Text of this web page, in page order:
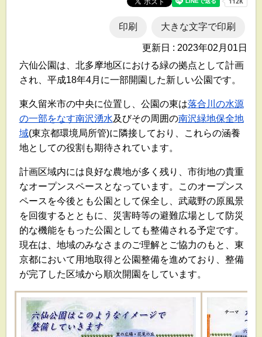
印刷 大きな文字で印刷
更新日 : 2023年02月01日
六仙公園は、北多摩地区における緑の拠点として計画
され、平成18年4月に一部開園した新しい公園です。
東久留米市の中央に位置し、公園の東は落合川の水源
の一部をなす南沢湧水及びその周囲の南沢緑地保全地
域(東京都環境局所管)に隣接しており、これらの涵養
地としての役割も期待されています。
計画区域内には良好な農地が多く残り、市街地の貴重
なオープンスペースとなっています。このオープンス
ペースを今後とも公園として保全し、武蔵野の原風景
を回復するとともに、災害時等の避難広場として防災
的な機能をもった公園としても整備される予定です。
現在は、地域のみなさまのご理解とご協力のもと、東
京都において用地取得と公園整備を進めており、整備
が完了した区域から順次開園をしています。